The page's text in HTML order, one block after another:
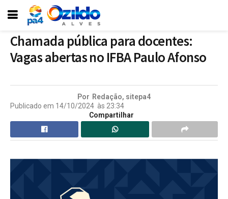
Chamada pública para docentes:
Vagas abertas no IFBA Paulo Afonso
Por Redação, sitepa4
Publicado em 14/10/2024 às 23:34
Compartilhar